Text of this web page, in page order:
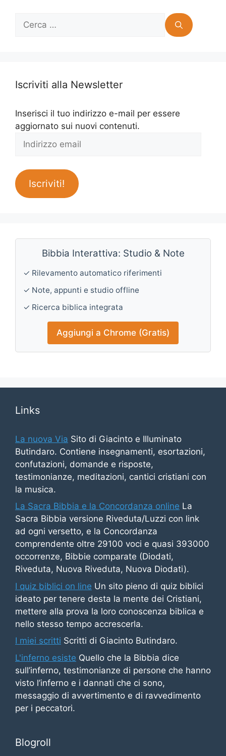
Ricerca
Iscriviti alla Newsletter
Inserisci il tuo indirizzo e-mail per essere
aggiornato sui nuovi contenuti.
Indirizzo
Iscriviti!
Bibbia Interattiva: Studio & Note
✓ Rilevamento automatico riferimenti
✓ Note, appunti e studio offline
✓ Ricerca biblica integrata
Aggiungi a Chrome (Gratis)
Links
La nuova Via Sito di Giacinto e Illuminato
Butindaro. Contiene insegnamenti, esortazioni,
confutazioni, domande e risposte,
testimonianze, meditazioni, cantici cristiani con
la musica.
La Sacra Bibbia e la Concordanza online La
Sacra Bibbia versione Riveduta/Luzzi con link
ad ogni versetto, e la Concordanza
comprendente oltre 29100 voci e quasi 393000
occorrenze, Bibbie comparate (Diodati,
Riveduta, Nuova Riveduta, Nuova Diodati).
I quiz biblici on line Un sito pieno di quiz biblici
ideato per tenere desta la mente dei Cristiani,
mettere alla prova la loro conoscenza biblica e
nello stesso tempo accrescerla.
I miei scritti Scritti di Giacinto Butindaro.
L'inferno esiste Quello che la Bibbia dice
sull’inferno, testimonianze di persone che hanno
visto l’inferno e i dannati che ci sono,
messaggio di avvertimento e di ravvedimento
per i peccatori.
Blogroll